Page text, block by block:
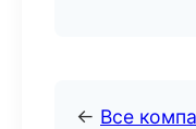
← Все